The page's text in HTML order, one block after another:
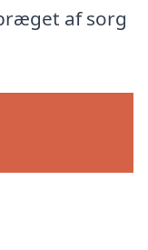
af sorg